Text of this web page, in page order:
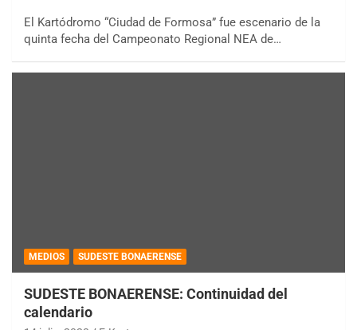
El Kartódromo “Ciudad de Formosa” fue escenario de la
quinta fecha del Campeonato Regional NEA de…
MEDIOS SUDESTE BONAERENSE
SUDESTE BONAERENSE: Continuidad del
calendario